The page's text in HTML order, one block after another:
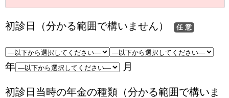
初診日（分かる範囲で構いません） 任 意
年 月
初診日当時の年金の種類（分かる範囲で構いま